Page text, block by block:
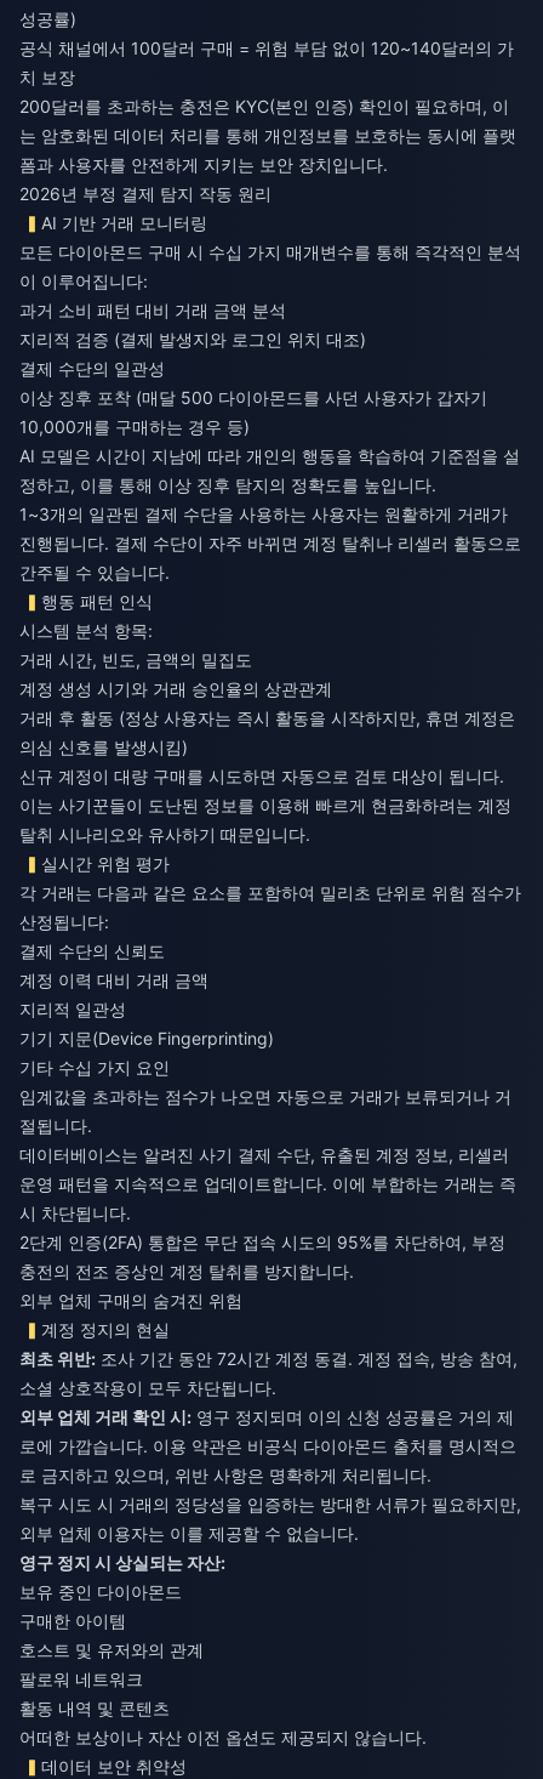
성공률)
공식 채널에서 100달러 구매 = 위험 부담 없이 120~140달러의 가
치 보장
200달러를 초과하는 충전은 KYC(본인 인증) 확인이 필요하며, 이
는 암호화된 데이터 처리를 통해 개인정보를 보호하는 동시에 플랫
폼과 사용자를 안전하게 지키는 보안 장치입니다.
2026년 부정 결제 탐지 작동 원리
AI 기반 거래 모니터링
모든 다이아몬드 구매 시 수십 가지 매개변수를 통해 즉각적인 분석
이 이루어집니다:
과거 소비 패턴 대비 거래 금액 분석
지리적 검증 (결제 발생지와 로그인 위치 대조)
결제 수단의 일관성
이상 징후 포착 (매달 500 다이아몬드를 사던 사용자가 갑자기
10,000개를 구매하는 경우 등)
AI 모델은 시간이 지남에 따라 개인의 행동을 학습하여 기준점을 설
정하고, 이를 통해 이상 징후 탐지의 정확도를 높입니다.
1~3개의 일관된 결제 수단을 사용하는 사용자는 원활하게 거래가
진행됩니다. 결제 수단이 자주 바뀌면 계정 탈취나 리셀러 활동으로
간주될 수 있습니다.
행동 패턴 인식
시스템 분석 항목:
거래 시간, 빈도, 금액의 밀집도
계정 생성 시기와 거래 승인율의 상관관계
거래 후 활동 (정상 사용자는 즉시 활동을 시작하지만, 휴면 계정은
의심 신호를 발생시킴)
신규 계정이 대량 구매를 시도하면 자동으로 검토 대상이 됩니다.
이는 사기꾼들이 도난된 정보를 이용해 빠르게 현금화하려는 계정
탈취 시나리오와 유사하기 때문입니다.
실시간 위험 평가
각 거래는 다음과 같은 요소를 포함하여 밀리초 단위로 위험 점수가
산정됩니다:
결제 수단의 신뢰도
계정 이력 대비 거래 금액
지리적 일관성
기기 지문(Device Fingerprinting)
기타 수십 가지 요인
임계값을 초과하는 점수가 나오면 자동으로 거래가 보류되거나 거
절됩니다.
데이터베이스는 알려진 사기 결제 수단, 유출된 계정 정보, 리셀러
운영 패턴을 지속적으로 업데이트합니다. 이에 부합하는 거래는 즉
시 차단됩니다.
2단계 인증(2FA) 통합은 무단 접속 시도의 95%를 차단하여, 부정
충전의 전조 증상인 계정 탈취를 방지합니다.
외부 업체 구매의 숨겨진 위험
계정 정지의 현실
최초 위반: 조사 기간 동안 72시간 계정 동결. 계정 접속, 방송 참여,
소셜 상호작용이 모두 차단됩니다.
외부 업체 거래 확인 시: 영구 정지되며 이의 신청 성공률은 거의 제
로에 가깝습니다. 이용 약관은 비공식 다이아몬드 출처를 명시적으
로 금지하고 있으며, 위반 사항은 명확하게 처리됩니다.
복구 시도 시 거래의 정당성을 입증하는 방대한 서류가 필요하지만,
외부 업체 이용자는 이를 제공할 수 없습니다.
영구 정지 시 상실되는 자산:
보유 중인 다이아몬드
구매한 아이템
호스트 및 유저와의 관계
팔로워 네트워크
활동 내역 및 콘텐츠
어떠한 보상이나 자산 이전 옵션도 제공되지 않습니다.
데이터 보안 취약성